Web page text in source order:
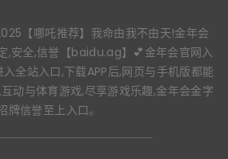
【哪吒推荐】我命由我不由天!金年会
,安全,信誉【baidu.ag】💕金年会官网入
全站入口,下载APP后,网页与手机版都能
动与体育游戏,尽享游戏乐趣,金年会金字
牌信誉至上入口。